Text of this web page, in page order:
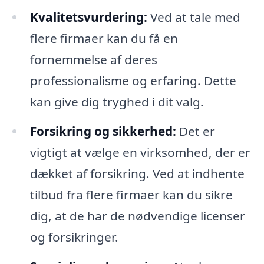
Kvalitetsvurdering: Ved at tale med
flere firmaer kan du få en
fornemmelse af deres
professionalisme og erfaring. Dette
kan give dig tryghed i dit valg.
Forsikring og sikkerhed: Det er
vigtigt at vælge en virksomhed, der er
dækket af forsikring. Ved at indhente
tilbud fra flere firmaer kan du sikre
dig, at de har de nødvendige licenser
og forsikringer.